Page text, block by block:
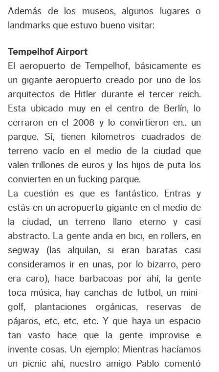
Además de los museos, algunos lugares o
landmarks que estuvo bueno visitar:
Tempelhof Airport
El aeropuerto de Tempelhof, básicamente es
un gigante aeropuerto creado por uno de los
arquitectos de Hitler durante el tercer reich.
Esta ubicado muy en el centro de Berlín, lo
cerraron en el 2008 y lo convirtieron en.. un
parque. Sí, tienen kilometros cuadrados de
terreno vacío en el medio de la ciudad que
valen trillones de euros y los hijos de puta los
convierten en un fucking parque.
La cuestión es que es fantástico. Entras y
estás en un aeropuerto gigante en el medio de
la ciudad, un terreno llano eterno y casi
abstracto. La gente anda en bici, en rollers, en
segway (las alquilan, si eran baratas casi
consideramos ir en unas, por lo bizarro, pero
era caro), hace barbacoas por ahí, la gente
toca música, hay canchas de futbol, un mini-
golf, plantaciones orgánicas, reservas de
pájaros, etc, etc, etc. Y que haya un espacio
tan vasto hace que la gente improvise e
invente cosas. Un ejemplo: Mientras hacíamos
un picnic ahí, nuestro amigo Pablo comentó